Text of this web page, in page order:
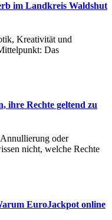
im Landkreis Waldshut
Kreativität und
Das
ihre Rechte geltend zu
oder
nicht, welche Rechte
EuroJackpot online